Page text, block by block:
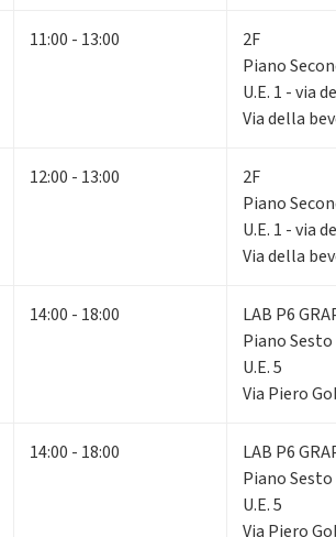
11:00 - 13:00
2F
Piano
U.E. 1 - via
Via della
12:00 - 13:00
2F
Piano
U.E. 1 - via
Via della
14:00 - 18:00
LAB P6
Piano Sesto
U.E. 5
Via Piero
14:00 - 18:00
LAB P6
Piano Sesto
U.E. 5
Via Piero